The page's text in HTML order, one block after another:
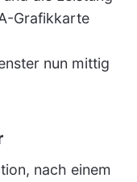
Grafikkarte
nun mittig
nach einem